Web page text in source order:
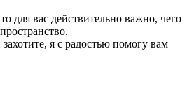
для вас действительно важно, чего
я с радостью помогу вам